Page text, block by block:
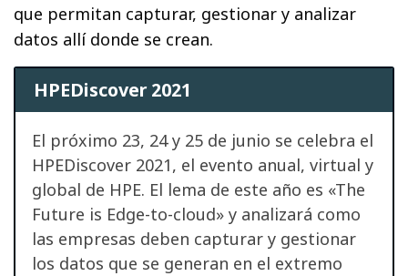
que permitan capturar, gestionar y analizar
datos allí donde se crean.
HPEDiscover 2021
El próximo 23, 24 y 25 de junio se celebra el
HPEDiscover 2021, el evento anual, virtual y
global de HPE. El lema de este año es «The
Future is Edge-to-cloud» y analizará como
las empresas deben capturar y gestionar
los datos que se generan en el extremo